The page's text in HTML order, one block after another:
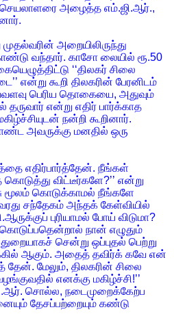
செயலாளரை அழைத்த எம்.ஜி.ஆர்.,
அறையிலிருந்து
வந்தார். காசோ லையில் ரூ.50
‘‘திலகர் சிலை
என்று கூறி திலகரின் பேரனிடம்
பெரிய தொகையை, அதுவும்
தருவார் என்று எதிர் பார்க்காத
நன்றி கூறினார்.
அவருக்கு மனதில் ஒரு
எதிர்பார்த்தேன். நீங்கள்
விட்டீர்களே?’’ என்று
மூலம் கொடுக்காமல் நீங்களே
சந்தேகம் அந்தக் கேள்வியில்
புரியாமல் போய் விடுமா?
கொடுப்பதென்றால் நான் எழுதும்
சென்று ஒப்புதல் பெற்று
ஆகும். அதைத் தவிர்க் கவே என்
மேலும், திலகரின் சிலை
எனக்கு மகிழ்ச்சி!’’
சொல்ல, நடைமுறைக்கேற்ப
தேசப்பற்றையும் கண்டு